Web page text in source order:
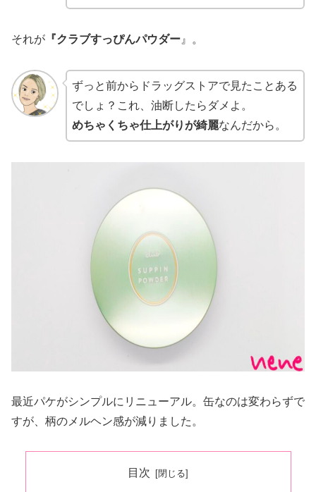
それが 『クラブすっぴんパウダー 』。
ずっと前からドラッグストアで見たことある
でしょ？これ、油断したらダメよ。
めちゃくちゃ仕上がりが綺麗なんだから。
最近パケがシンプルにリニューアル。缶なのは変わらずで
すが、柄のメルヘン感が減りました。
目次